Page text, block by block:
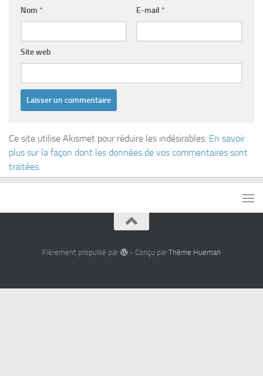
Nom * E-mail *
Site web
Ce site utilise Akismet pour réduire les indésirables. En savoir
plus sur la façon dont les données de vos commentaires sont
traitées.
Fièrement propulsé par - Conçu par Thème Hueman